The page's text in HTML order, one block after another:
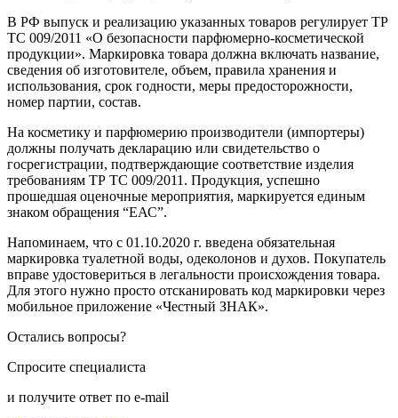
В РФ выпуск и реализацию указанных товаров регулирует ТР
ТС 009/2011 «О безопасности парфюмерно-косметической
продукции». Маркировка товара должна включать название,
сведения об изготовителе, объем, правила хранения и
использования, срок годности, меры предосторожности,
номер партии, состав.
На косметику и парфюмерию производители (импортеры)
должны получать декларацию или свидетельство о
госрегистрации, подтверждающие соответствие изделия
требованиям ТР ТС 009/2011. Продукция, успешно
прошедшая оценочные мероприятия, маркируется единым
знаком обращения “ЕАС”.
Напоминаем, что с 01.10.2020 г. введена обязательная
маркировка туалетной воды, одеколонов и духов. Покупатель
вправе удостовериться в легальности происхождения товара.
Для этого нужно просто отсканировать код маркировки через
мобильное приложение «Честный ЗНАК».
Остались вопросы?
Спросите специалиста
и получите ответ по e-mail